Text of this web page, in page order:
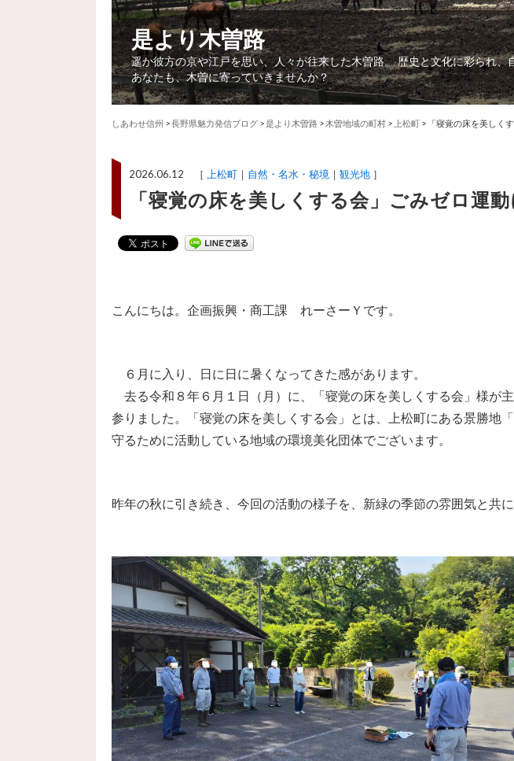
是より木曽路
遥か彼方の京や江戸を思い、人々が往来した木曽路。 歴史と文化に彩られ
あなたも、木曽に寄っていきませんか？
しあわせ信州 >長野県魅力発信ブログ >是より木曽路 > 木曽地域の町村 > 上松町 > 「寝覚の床を美しく
2026.06.12 ［ 上松町 自然・名水・秘境 観光地 ］
「寝覚の床を美しくする会」ごみゼロ運動
こんにちは。企画振興・商工課 れーさーＹです。
６月に入り、日に日に暑くなってきた感があります。
去る令和８年６月１日（月）に、「寝覚の床を美しくする会」様が
参りました。「寝覚の床を美しくする会」とは、上松町にある景勝地
守るために活動している地域の環境美化団体でございます。
昨年の秋に引き続き、今回の活動の様子を、新緑の季節の雰囲気と共